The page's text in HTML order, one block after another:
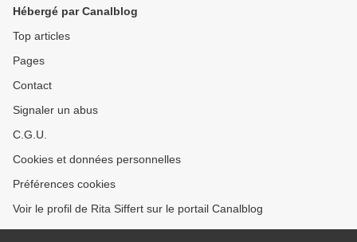
Hébergé par Canalblog
Top articles
Pages
Contact
Signaler un abus
C.G.U.
Cookies et données personnelles
Préférences cookies
Voir le profil de Rita Siffert sur le portail Canalblog